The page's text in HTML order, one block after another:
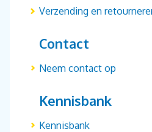
Verzending en
Contact
Neem contact op
Kennisbank
Kennisbank